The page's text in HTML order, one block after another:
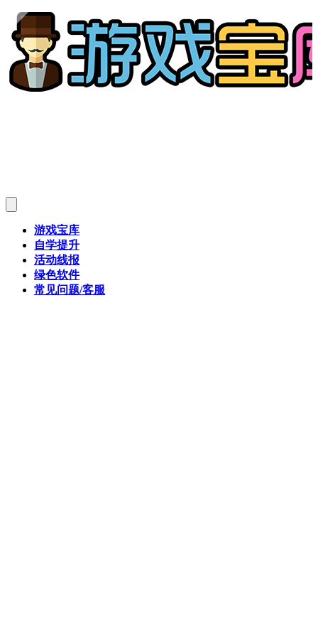
游戏宝库
自学提升
活动线报
绿色软件
常见问题/客服